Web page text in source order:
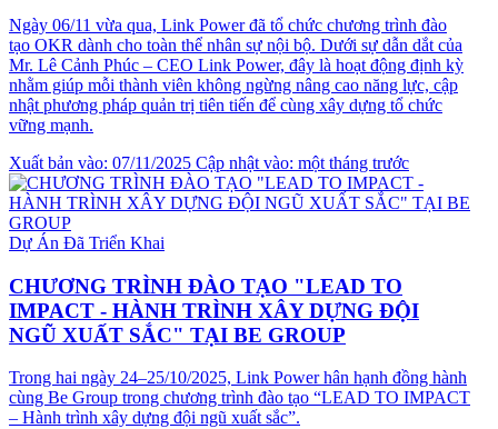
Ngày 06/11 vừa qua, Link Power đã tổ chức chương trình đào
tạo OKR dành cho toàn thể nhân sự nội bộ. Dưới sự dẫn dắt của
Mr. Lê Cảnh Phúc – CEO Link Power, đây là hoạt động định kỳ
nhằm giúp mỗi thành viên không ngừng nâng cao năng lực, cập
nhật phương pháp quản trị tiên tiến để cùng xây dựng tổ chức
vững mạnh.
Xuất bản vào: 07/11/2025 Cập nhật vào: một tháng trước
Dự Án Đã Triển Khai
CHƯƠNG TRÌNH ĐÀO TẠO "LEAD TO
IMPACT - HÀNH TRÌNH XÂY DỰNG ĐỘI
NGŨ XUẤT SẮC" TẠI BE GROUP
Trong hai ngày 24–25/10/2025, Link Power hân hạnh đồng hành
cùng Be Group trong chương trình đào tạo “LEAD TO IMPACT
– Hành trình xây dựng đội ngũ xuất sắc”.